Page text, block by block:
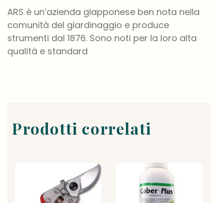
ARS è un’azienda giapponese ben nota nella
comunità del giardinaggio e produce
strumenti dal 1876. Sono noti per la loro alta
qualità e standard
Prodotti correlati